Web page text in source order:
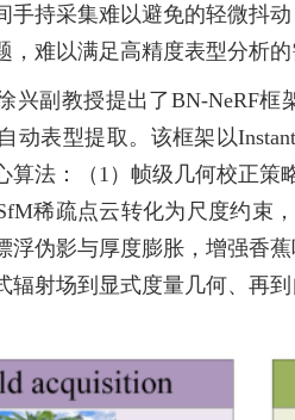
手持采集难以避免的轻微抖
难以满足高精度表型分析的
兴副教授提出了BN-NeRF
动表型提取。该框架以
算法：（1）帧级几何校正
稀疏点云转化为尺度约束
浮伪影与厚度膨胀，增强香
辐射场到显式度量几何、再